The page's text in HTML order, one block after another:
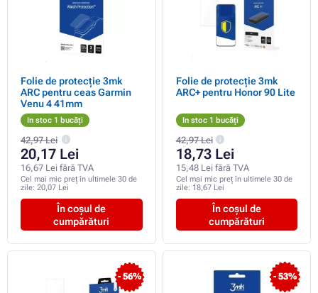
Folie de protecție 3mk
ARC pentru ceas Garmin
Venu 4 41mm
In stoc 1 bucăți
42,97 Lei
20,17 Lei
16,67 Lei fără TVA
Cel mai mic preț în ultimele 30 de
zile: 20,07 Lei
În coșul de
cumpărături
Folie de protecție 3mk
ARC+ pentru Honor 90 Lite
In stoc 1 bucăți
42,97 Lei
18,73 Lei
15,48 Lei fără TVA
Cel mai mic preț în ultimele 30 de
zile: 18,67 Lei
În coșul de
cumpărături
- 56% - 53%